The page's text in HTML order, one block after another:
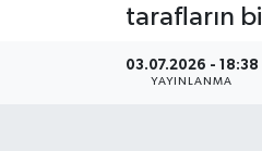
tarafların
03.07.2026 - 18:38
YAYINLANMA